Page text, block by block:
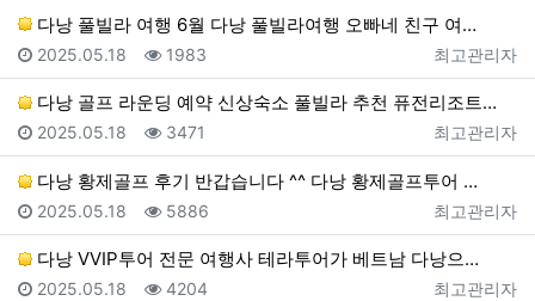
다낭 풀빌라 여행 6월 다낭 풀빌라여행 오빠네 친구 여…
등록자
최고관리자
등록일
2025.05.18 조회
1983
다낭 골프 라운딩 예약 신상숙소 풀빌라 추천 퓨전리조트…
등록자
최고관리자
등록일
2025.05.18 조회
3471
다낭 황제골프 후기 반갑습니다 ^^ 다낭 황제골프투어 …
등록자
최고관리자
등록일
2025.05.18 조회
5886
다낭 VVIP투어 전문 여행사 테라투어가 베트남 다낭으…
등록자
최고관리자
등록일
2025.05.18 조회
4204